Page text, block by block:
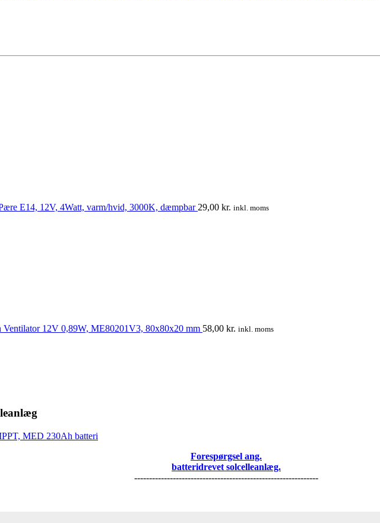
E14, 12V, 4Watt, varm/hvid, 3000K, dæmpbar 29,00 kr. inkl. moms
Ventilator 12V 0,89W, ME80201V3, 80x80x20 mm 58,00 kr. inkl. moms
Forespørgsel ang.
batteridrevet solcelleanlæg.
--------------------------------------------------------------